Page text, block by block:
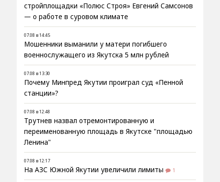
стройплощадки «Полюс Строя» Евгений Самсонов
— о работе в суровом климате
07.08 в 14:45
Мошенники выманили у матери погибшего
военнослужащего из Якутска 5 млн рублей
07.08 в 13:30
Почему Минпред Якутии проиграл суд «Пенной
станции»?
07.08 в 12:48
Трутнев назвал отремонтированную и
переименованную площадь в Якутске "площадью
Ленина"
07.08 в 12:17
На АЗС Южной Якутии увеличили лимиты 1